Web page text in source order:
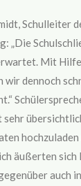
Schulleiter
„Die
Mit
wir dennoch
hochzuladen
äußerten sich
auch